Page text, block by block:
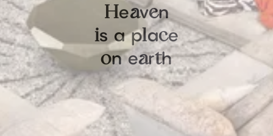
H eaven
is a place
on earth